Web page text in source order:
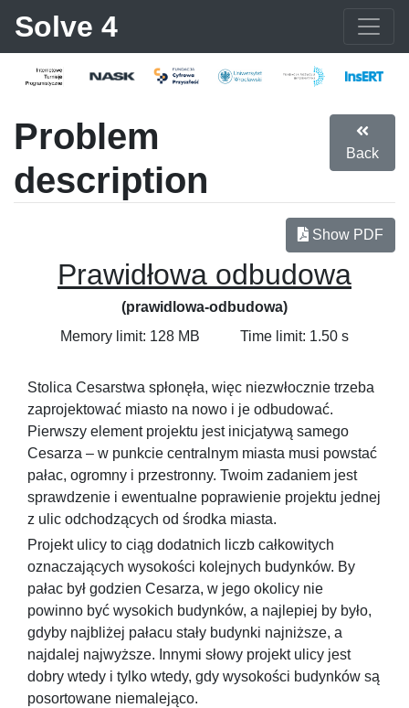
Solve 4
Problem
description
Back
Show PDF
Prawidłowa odbudowa
(prawidlowa-odbudowa)
Memory limit: 128 MB
Time limit: 1.50 s
Stolica Cesarstwa spłonęła, więc niezwłocznie trzeba
zaprojektować miasto na nowo i je odbudować.
Pierwszy element projektu jest inicjatywą samego
Cesarza – w punkcie centralnym miasta musi powstać
pałac, ogromny i przestronny. Twoim zadaniem jest
sprawdzenie i ewentualne poprawienie projektu jednej
z ulic odchodzących od środka miasta.
Projekt ulicy to ciąg dodatnich liczb całkowitych
oznaczających wysokości kolejnych budynków. By
pałac był godzien Cesarza, w jego okolicy nie
powinno być wysokich budynków, a najlepiej by było,
gdyby najbliżej pałacu stały budynki najniższe, a
najdalej najwyższe. Innymi słowy projekt ulicy jest
dobry wtedy i tylko wtedy, gdy wysokości budynków są
posortowane niemalejąco.